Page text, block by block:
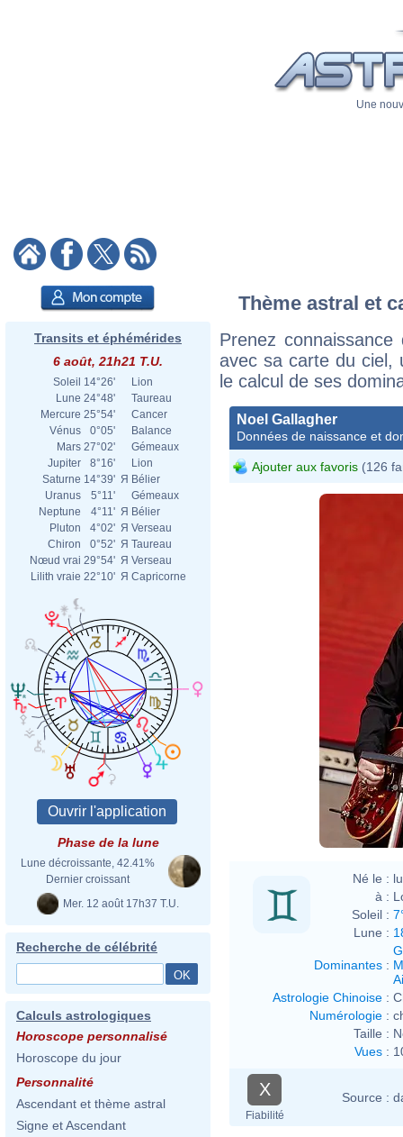
Une
Transits et éphémérides
6 août, 21h21 T.U.
Soleil 14°26'
Lion
Lune 24°48'
Taureau
Mercure 25°54'
Cancer
Vénus
0°05'
Balance
Mars 27°02'
Gémeaux
Jupiter
8°16'
Lion
Saturne 14°39' Я Bélier
Uranus
5°11'
Gémeaux
Neptune
4°11' Я Bélier
Pluton
4°02' Я Verseau
Chiron
0°52' Я Taureau
Nœud vrai 29°54' Я Verseau
Lilith vraie 22°10' Я Capricorne
Phase de la lune
Lune décroissante, 42.41%
Dernier croissant
Mer. 12 août 17h37 T.U.
Recherche de célébrité
Calculs astrologiques
Horoscope personnalisé
Horoscope du jour
Personnalité
Ascendant et thème astral
Signe et Ascendant
Thème astral et
Prenez
avec sa carte du ciel,
le calcul de ses
Noel Gallagher
Données de naissance et
Ajouter aux favoris (126
Né le :
à :
Soleil :
Lune :
Dominantes :
Astrologie Chinoise :
Numérologie :
Taille :
Vues :
X
Fiabilité
Source :